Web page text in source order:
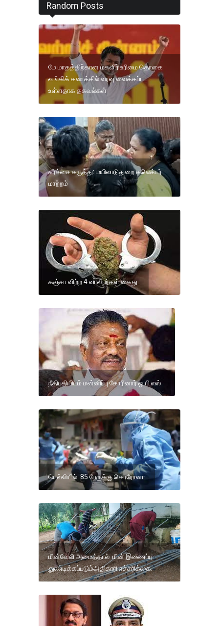
Random Posts
மே மாதத்திற்கான மகளிர் உரிமை தொகை
வங்கிக் கணக்கில் வரவு வைக்கப்பட
உள்ளதாக தகவல்கள்
சர்ச்சை கருத்து: மயிலாடுதுறை கலெக்டர்
மாற்றம்
கஞ்சா விற்ற 4 வாலிபர்கள் கைது.
நீதிபதியிடம் மன்னிப்பு கோரினார் ஓ பி எஸ்
டெல்லியில் 85 பேருக்கு கொரோனா
மின்வேலி அமைத்தால் மின் இணைப்பு
துண்டிக்கப்படும்அதிகாரி எச்சரிக்கை.